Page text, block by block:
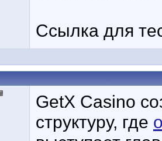
Ссылка для
GetX Casino
структуру, где